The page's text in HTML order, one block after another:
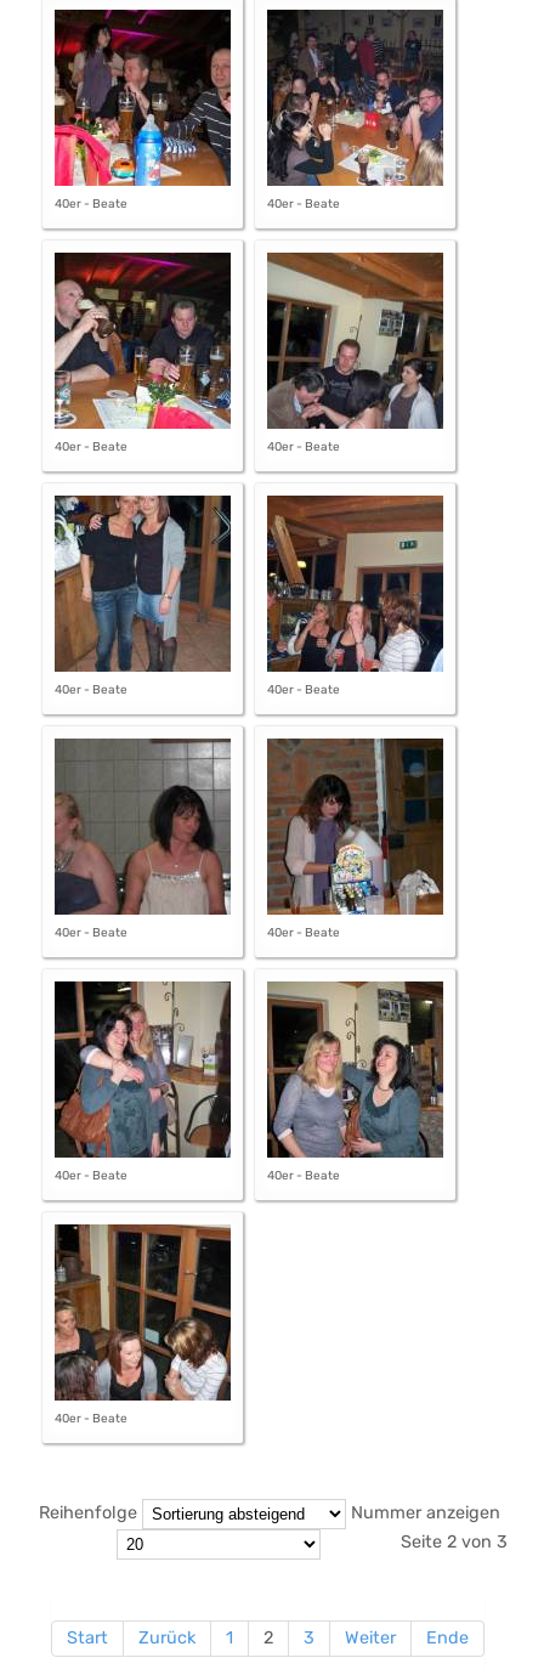
40er - Beate 40er - Beate
40er - Beate 40er - Beate
40er - Beate 40er - Beate
40er - Beate 40er - Beate
40er - Beate 40er - Beate
40er - Beate
Reihenfolge
Nummer anzeigen
Seite 2 von 3
Start Zurück 1 2 3 Weiter Ende